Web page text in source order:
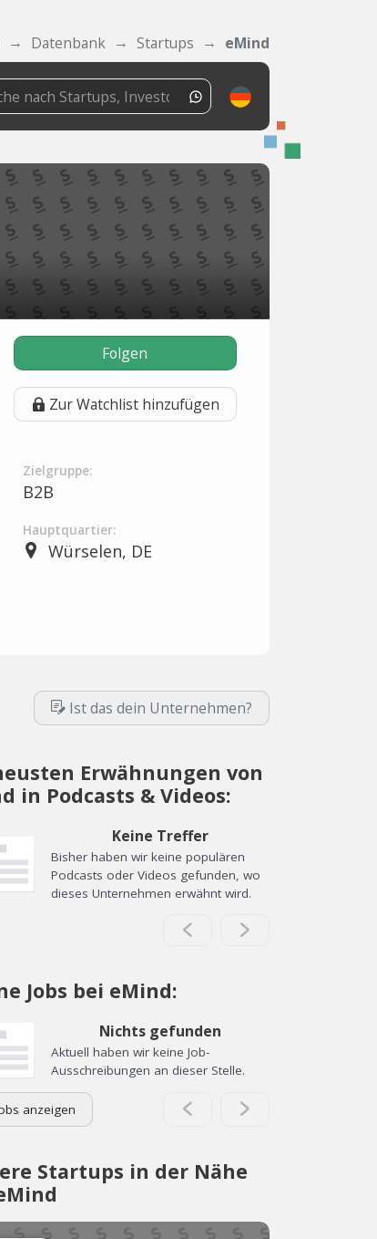
Datenbank Startups eMind
Folgen
Zur Watchlist hinzufügen
Zielgruppe:
B2B
Hauptquartier:
Würselen, DE
Ist das dein Unternehmen?
Erwähnungen von
in Podcasts & Videos:
Keine Treffer
Bisher haben wir keine populären
Podcasts oder Videos gefunden, wo
dieses Unternehmen erwähnt wird.
Jobs bei eMind:
Nichts gefunden
Aktuell haben wir keine Job-
Ausschreibungen an dieser Stelle.
anzeigen
Startups in der Nähe